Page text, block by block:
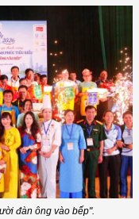
đàn ông vào bếp".